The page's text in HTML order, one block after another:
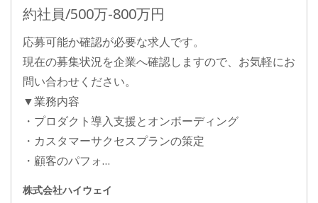
約社員/500万-800万円
応募可能か確認が必要な求人です。
現在の募集状況を企業へ確認しますので、お気軽にお
問い合わせください。
▼業務内容
・プロダクト導入支援とオンボーディング
・カスタマーサクセスプランの策定
・顧客のパフォ…
株式会社ハイウェイ